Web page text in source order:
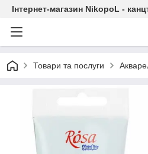
Інтернет-магазин NikopoL -
Товари та послуги